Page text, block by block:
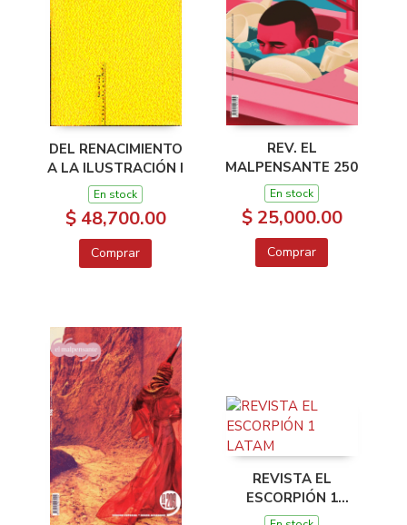
DEL RENACIMIENTO
A LA ILUSTRACIÓN I
En stock
$ 48,700.00
Comprar
REV. EL
MALPENSANTE 250
En stock
$ 25,000.00
Comprar
REVISTA EL
ESCORPIÓN 1
LATAM